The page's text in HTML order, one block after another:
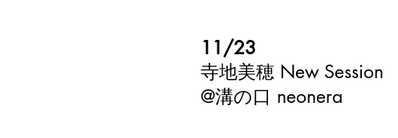
11/23
​寺地美穂 New Session
​@溝の口 neonera